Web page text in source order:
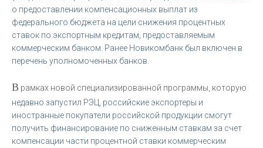
о предоставлении компенсационных выплат из
федерального бюджета на цели снижения процентных
ставок по экспортным кредитам, предоставляемым
коммерческим банком. Ранее Новикомбанк был включен в
перечень уполномоченных банков.
В рамках новой специализированной программы, которую
недавно запустил РЭЦ, российские экспортеры и
иностранные покупатели российской продукции смогут
получить финансирование по сниженным ставкам за счет
компенсации части процентной ставки коммерческим